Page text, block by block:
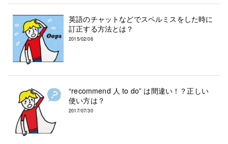
英語のチャットなどでスペルミスをした時に
訂正する方法とは？
2015/02/06
“recommend 人 to do” は間違い！？正しい
使い方は？
2017/07/30